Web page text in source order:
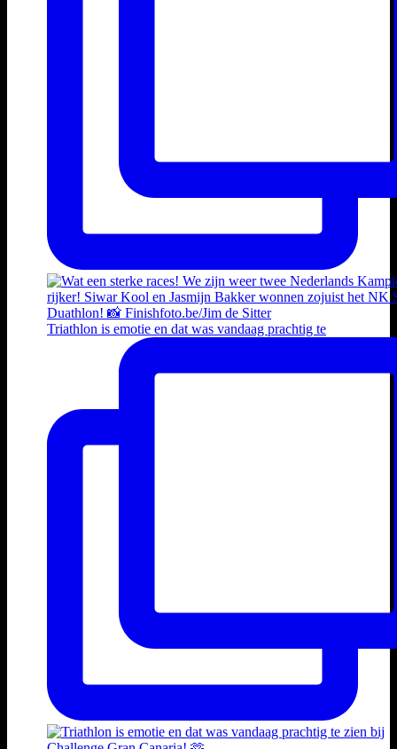
Triathlon is emotie en dat was vandaag prachtig te